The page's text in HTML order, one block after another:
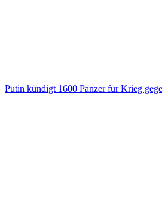
Putin kündigt 1600 Panzer für Krieg